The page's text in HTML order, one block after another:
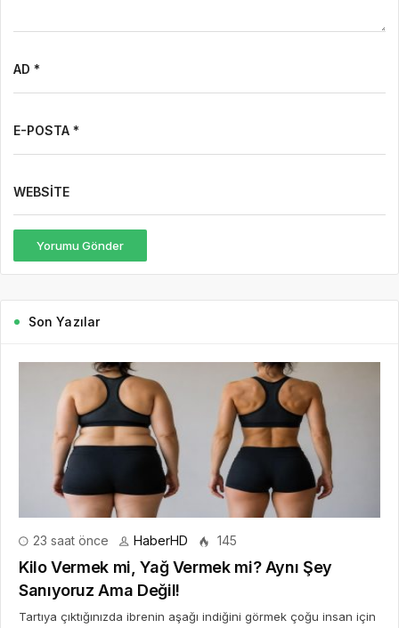
AD *
E-POSTA *
WEBSITE
Yorumu Gönder
Son Yazılar
23 saat önce HaberHD 145
Kilo Vermek mi, Yağ Vermek mi? Aynı Şey
Sanıyoruz Ama Değil!
Tartıya çıktığınızda ibrenin aşağı indiğini görmek çoğu insan için